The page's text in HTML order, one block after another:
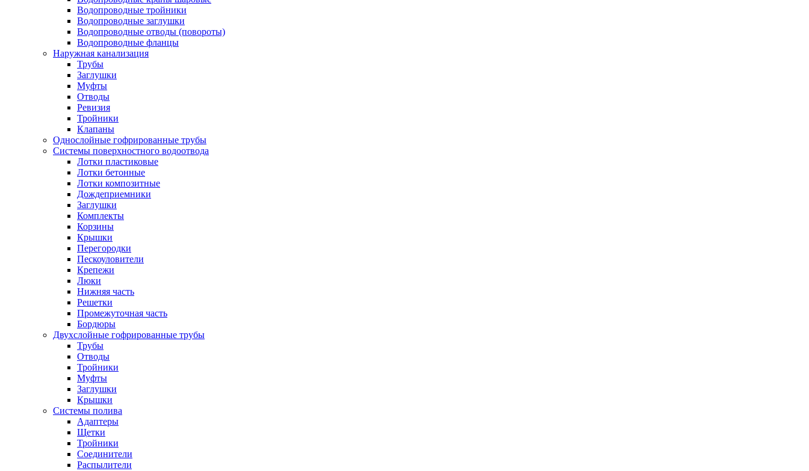
Водопроводные тройники
Водопроводные заглушки
Водопроводные отводы (повороты)
Водопроводные фланцы
Наружная канализация
Трубы
Заглушки
Муфты
Отводы
Ревизия
Тройники
Клапаны
Однослойные гофрированные трубы
Системы поверхностного водоотвода
Лотки пластиковые
Лотки бетонные
Лотки композитные
Дождеприемники
Заглушки
Комплекты
Корзины
Крышки
Перегородки
Пескоуловители
Крепежи
Люки
Нижняя часть
Решетки
Промежуточная часть
Бордюры
Двухслойные гофрированные трубы
Трубы
Отводы
Тройники
Муфты
Заглушки
Крышки
Системы полива
Адаптеры
Щетки
Тройники
Соединители
Распылители